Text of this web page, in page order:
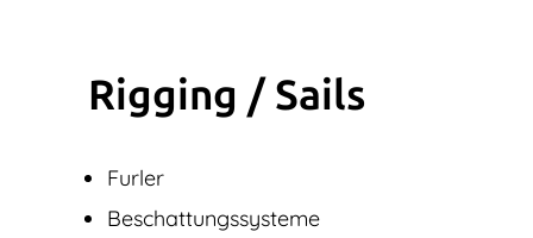
Rigging / Sails
Furler
Beschattungssysteme